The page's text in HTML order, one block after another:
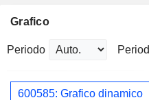
Grafico
Periodo
600585: Grafico dinamico